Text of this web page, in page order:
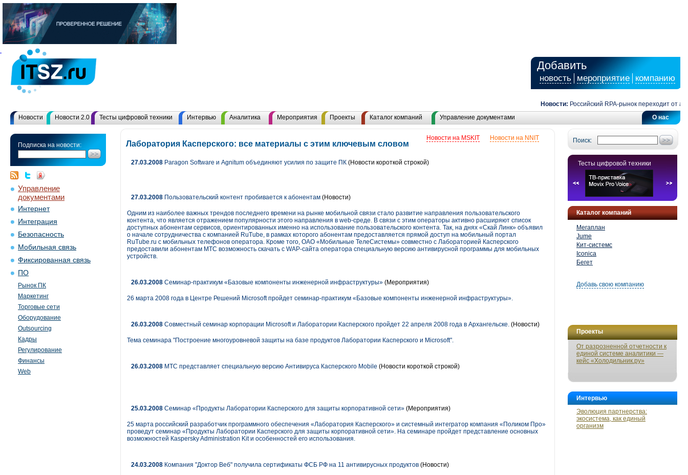
Добавить
новость мероприятие компанию
Новости: Российский RPA-рынок переходит от
О нас
Новости Новости 2.0 Тесты цифровой техники Интервью Аналитика Мероприятия Проекты Каталог компаний Управление документами
Подписка на новости:
Управление
документами
Интернет
Интеграция
Безопасность
Мобильная связь
Фиксированная связь
ПО
Рынок ПК
Маркетинг
Торговые сети
Оборудование
Outsourcing
Кадры
Регулирование
Финансы
Web
Поиск:
Тесты цифровой техники
Каталог компаний
Мегаплан
Jume
Кит-системс
Iconica
Бегет
Добавь свою компанию
Проекты
От разрозненной отчетности к
единой системе аналитики —
кейс «Холодильник.ру»
Интервью
Эволюция партнерства:
экосистема, как единый
организм
Новости на NNIT
Новости на MSKIT
Лаборатория Касперского: все материалы с этим ключевым словом
27.03.2008 Paragon Software и Agnitum объединяют усилия по защите ПК (Новости короткой строкой)
27.03.2008 Пользовательский контент пробивается к абонентам (Новости)
Одним из наиболее важных трендов последнего времени на рынке мобильной связи стало развитие направления пользовательского
контента, что является отражением популярности этого направления в web-среде. В связи с этим операторы активно расширяют список
доступных абонентам сервисов, ориентированных именно на использование пользовательского контента. Так, на днях «Скай Линк» объявил
о начале сотрудничества с компанией RuTube, в рамках которого абонентам предоставляется прямой доступ на мобильный портал
RuTube.ru с мобильных телефонов оператора. Кроме того, ОАО «Мобильные ТелеСистемы» совместно с Лабораторией Касперского
предоставили абонентам МТС возможность скачать с WAP-сайта оператора специальную версию антивирусной программы для мобильных
устройств.
26.03.2008 Семинар-практикум «Базовые компоненты инженерной инфраструктуры» (Мероприятия)
26 марта 2008 года в Центре Решений Microsoft пройдет семинар-практикум «Базовые компоненты инженерной инфраструктуры».
26.03.2008 Совместный семинар корпорации Microsoft и Лаборатории Касперского пройдет 22 апреля 2008 года в Архангельске. (Новости)
Тема семинара "Построение многоуровневой защиты на базе продуктов Лаборатории Касперского и Microsoft".
26.03.2008 МТС представляет специальную версию Антивируса Касперского Mobile (Новости короткой строкой)
25.03.2008 Семинар «Продукты Лаборатории Касперского для защиты корпоративной сети» (Мероприятия)
25 марта российский разработчик программного обеспечения «Лаборатория Касперского» и системный интегратор компания «Поликом Про»
проведут семинар «Продукты Лаборатории Касперского для защиты корпоративной сети». На семинаре пройдет представление основных
возможностей Каspersky Administration Kit и особенностей его использования.
24.03.2008 Компания "Доктор Веб" получила сертификаты ФСБ РФ на 11 антивирусных продуктов (Новости)